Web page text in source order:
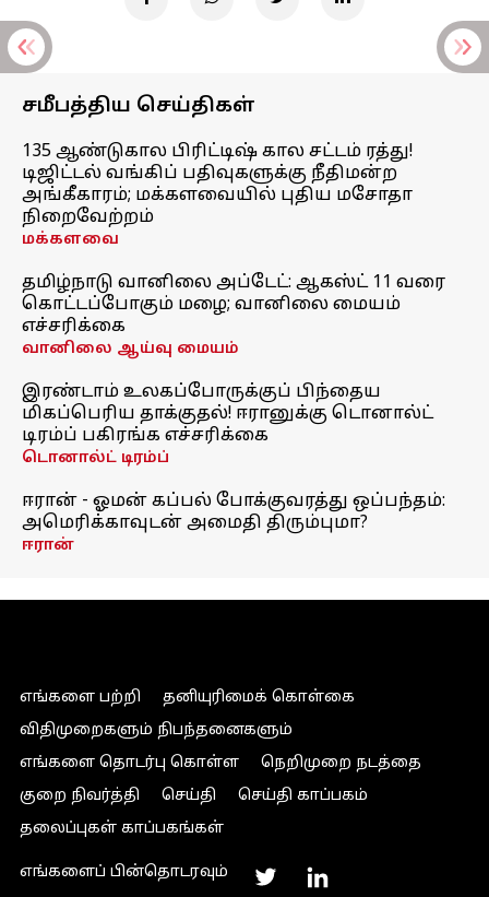
சமீபத்திய செய்திகள்
135 ஆண்டுகால பிரிட்டிஷ் கால சட்டம் ரத்து!
டிஜிட்டல் வங்கிப் பதிவுகளுக்கு நீதிமன்ற
அங்கீகாரம்; மக்களவையில் புதிய மசோதா
நிறைவேற்றம்
மக்களவை
தமிழ்நாடு வானிலை அப்டேட்: ஆகஸ்ட் 11 வரை
கொட்டப்போகும் மழை; வானிலை மையம்
எச்சரிக்கை
வானிலை ஆய்வு மையம்
இரண்டாம் உலகப்போருக்குப் பிந்தைய
மிகப்பெரிய தாக்குதல்! ஈரானுக்கு டொனால்ட்
டிரம்ப் பகிரங்க எச்சரிக்கை
டொனால்ட் டிரம்ப்
ஈரான் - ஓமன் கப்பல் போக்குவரத்து ஒப்பந்தம்:
அமெரிக்காவுடன் அமைதி திரும்புமா?
ஈரான்
எங்களை பற்றி
தனியுரிமைக் கொள்கை
விதிமுறைகளும் நிபந்தனைகளும்
எங்களை தொடர்பு கொள்ள
நெறிமுறை நடத்தை
குறை நிவர்த்தி
செய்தி
செய்தி காப்பகம்
தலைப்புகள் காப்பகங்கள்
எங்களைப் பின்தொடரவும்